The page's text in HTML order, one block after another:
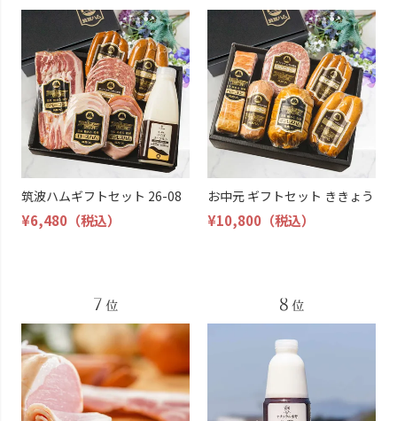
筑波ハムギフトセット 26-08
¥6,480 （税込）
お中元 ギフトセット ききょう
¥10,800 （税込）